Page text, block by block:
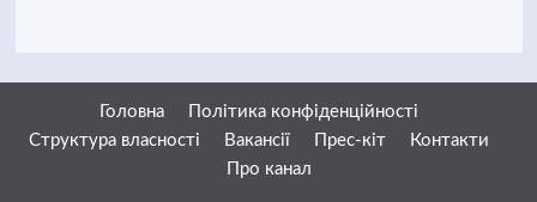
Головна
Політика конфіденційності
Структура власності
Вакансії Прес-кіт
Контакти
Про канал